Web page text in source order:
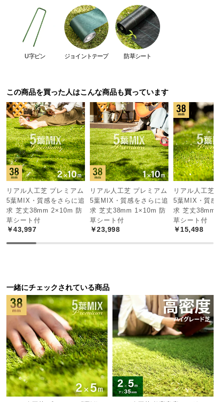
い
て
会
員
規
約
に
い
て
お
ポ
お
知
ら
せ
葉の幅 太目
葉の芯 あり
5種類の色や形が違う葉をミックスすることで、天然
芝のようなリアリティーを再現しました。
プレーン葉
グリーン
プレーン葉
フレッシュ
グリーン
20%
プレーン葉
オリーブ
グリーン
20%
ウェーブ葉
20%
U字ピン ジョイントテープ 防草シート
この商品を買った人はこんな商品も買っています
リアル人工芝 プレミアム
5葉MIX・質感をさらに追
求 芝丈38mm 2×10m 防
草シート付
￥43,997
リアル人工芝 プレミアム
5葉MIX・質感をさらに追
求 芝丈38mm 1×10m 防
草シート付
￥23,998
リアル人工芝
5葉MIX・質感
求 芝丈38mm
草シート付
￥15,498
一緒にチェックされている商品